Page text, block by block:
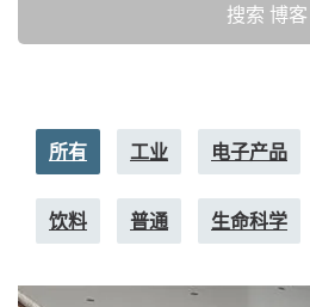
所有 工业 电子产品
饮料 普通 生命科学
搜索 博客